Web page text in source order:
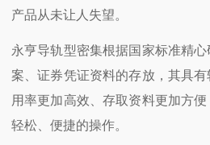
产品从未让人失望。
永亨导轨型密集根据国家标准精
案、证券凭证资料的存放，其具
用率更加高效、存取资料更加方
轻松、便捷的操作。